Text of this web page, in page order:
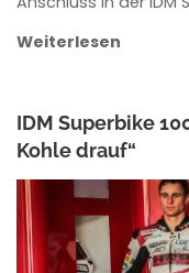
Weiterlesen
IDM Superbike
Kohle drauf“
ANKE WIECZOREK